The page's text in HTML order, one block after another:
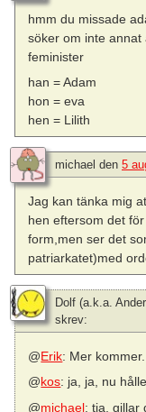
hmm du missade
söker om inte
feminister
han = Adam
hon = eva
hen = Lilith
michael den 5
Jag kan tänka mig
hen eftersom det
form,men ser det
patriarkatet)med
Dolf (a.k.a.
skrev:
@Erik: Mer
@kos: ja, ja, nu
@michael: tja, gillar